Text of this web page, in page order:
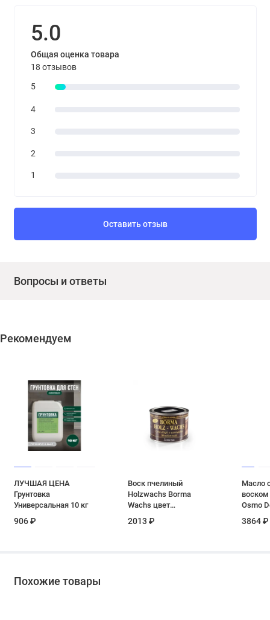
5.0
Общая оценка товара
18 отзывов
5
4
3
2
1
Оставить отзыв
Вопросы и ответы
Рекомендуем
ЛУЧШАЯ ЦЕНА
Грунтовка
Универсальная 10 кг
906 ₽
Воск пчелиный
Holzwachs Borma
Wachs цвет
2013 ₽
Масло
Osmo
Серый
3864 ₽
Похожие товары